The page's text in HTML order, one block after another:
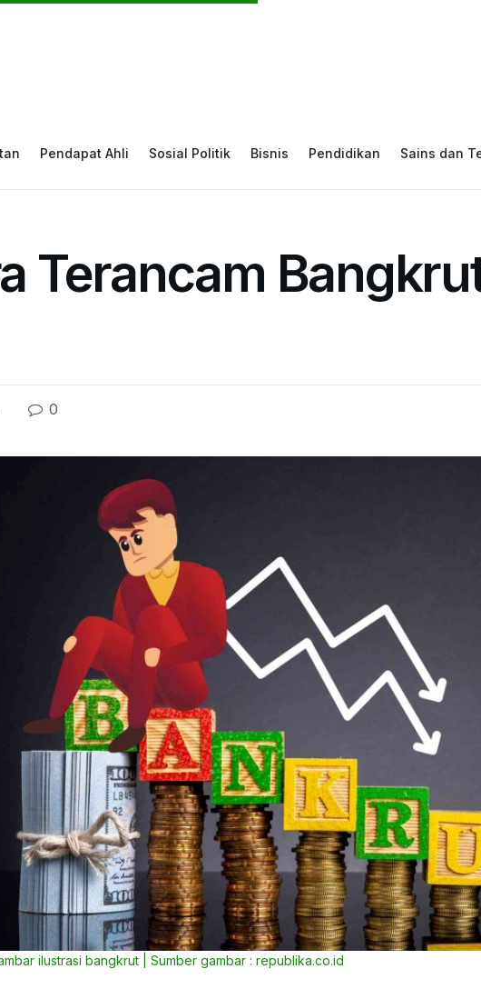
Pendapat Ahli Sosial Politik Bisnis Pendidikan Sains dan
Terancam
0
ilustrasi bangkrut | Sumber gambar : republika.co.id